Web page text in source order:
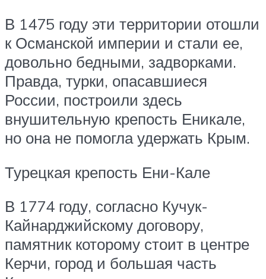
В 1475 году эти территории отошли
к Османской империи и стали ее,
довольно бедными, задворками.
Правда, турки, опасавшиеся
России, построили здесь
внушительную крепость Еникале,
но она не помогла удержать Крым.
Турецкая крепость Ени-Кале
В 1774 году, согласно Кучук-
Кайнарджийскому договору,
памятник которому стоит в центре
Керчи, город и большая часть